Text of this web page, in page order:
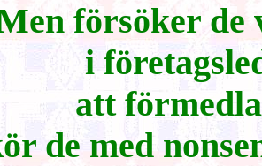
försöker de
i
att
de med